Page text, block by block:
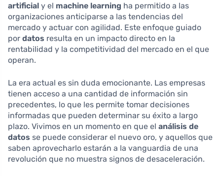
artificial y el machine learning ha permitido a las
organizaciones anticiparse a las tendencias del
mercado y actuar con agilidad. Este enfoque guiado
por datos resulta en un impacto directo en la
rentabilidad y la competitividad del mercado en el que
operan.
La era actual es sin duda emocionante. Las empresas
tienen acceso a una cantidad de información sin
precedentes, lo que les permite tomar decisiones
informadas que pueden determinar su éxito a largo
plazo. Vivimos en un momento en que el análisis de
datos se puede considerar el nuevo oro, y aquellos que
saben aprovecharlo estarán a la vanguardia de una
revolución que no muestra signos de desaceleración.